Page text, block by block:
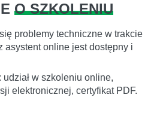
O SZKOLENIU
problemy techniczne w trakcie
asystent online jest dostępny i
w szkoleniu online,
elektronicznej, certyfikat PDF.